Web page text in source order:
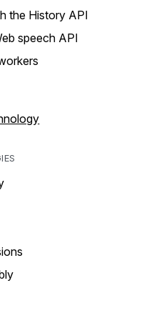
the History API
speech API